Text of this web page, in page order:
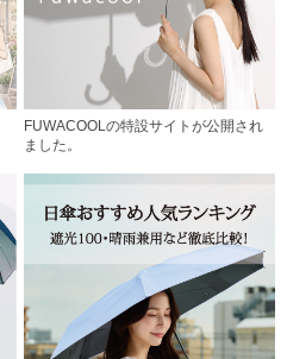
FUWACOOLの特設サイトが公開され
ました。